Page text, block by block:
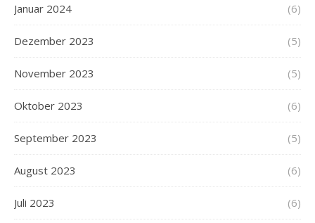
Januar 2024 (6)
Dezember 2023 (5)
November 2023 (5)
Oktober 2023 (6)
September 2023 (5)
August 2023 (6)
Juli 2023 (6)